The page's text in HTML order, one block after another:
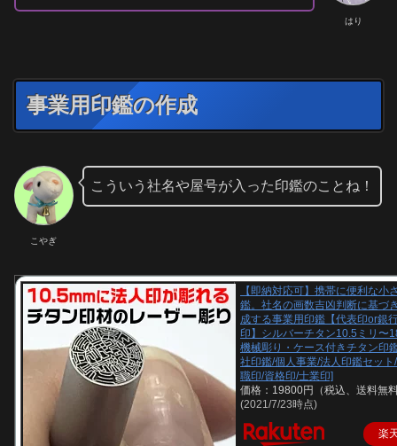
はり
事業用印鑑の作成
こやぎ
こういう社名や屋号が入った印鑑のことね！
【即納対応可】携帯に便利な小
鑑。社名の画数吉凶判断に基づ
成する事業用印鑑【代表印or銀
印】シルバーチタン10.5ミリ〜
機械彫り・ケース付きチタン印
社印鑑/個人事業/法人印鑑セット
職印/資格印/士業印]
価格：19800円（税込、送料無
(2021/7/23時点)
楽